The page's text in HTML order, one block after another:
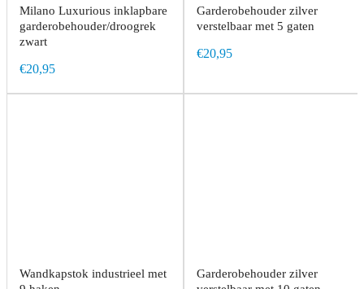
Milano Luxurious inklapbare
garderobehouder/droogrek
zwart
€20,95
Garderobehouder zilver
verstelbaar met 5 gaten
€20,95
Wandkapstok industrieel met
Garderobehouder zilver